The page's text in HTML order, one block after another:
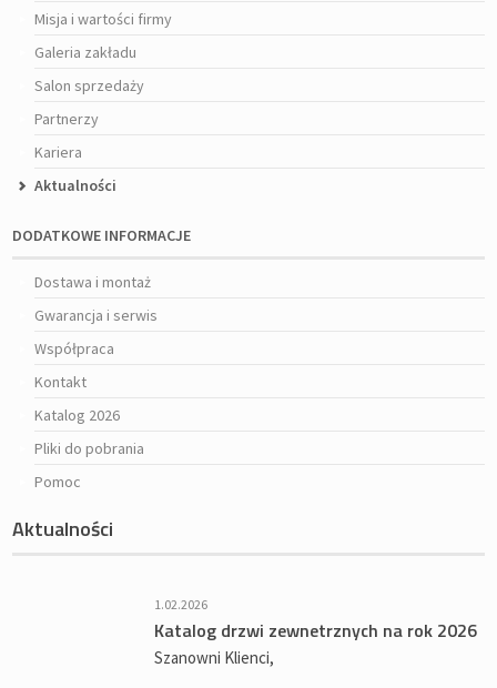
Misja i wartości firmy
Galeria zakładu
Salon sprzedaży
Partnerzy
Kariera
Aktualności
DODATKOWE INFORMACJE
Dostawa i montaż
Gwarancja i serwis
Współpraca
Kontakt
Katalog 2026
Pliki do pobrania
Pomoc
Aktualności
1.02.2026
Katalog drzwi zewnetrznych na rok 2026
Szanowni Klienci,